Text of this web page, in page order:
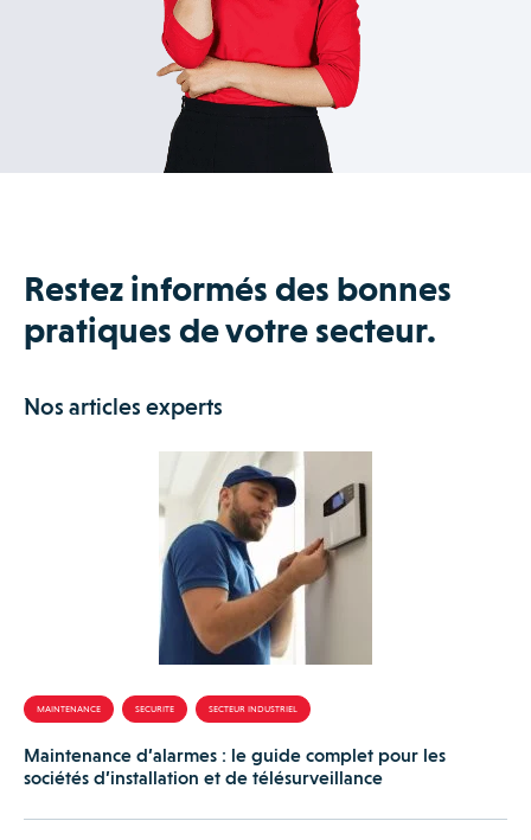
Restez informés des bonnes
pratiques de votre secteur.
Nos articles experts
MAINTENANCE SECURITE SECTEUR INDUSTRIEL
Maintenance d’alarmes : le guide complet pour les
sociétés d’installation et de télésurveillance